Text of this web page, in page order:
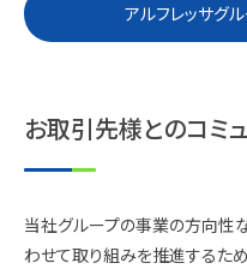
アルフレッサグ
お取引先様とのコミ
当社グループの事業の方向性
わせて取り組みを推進するた